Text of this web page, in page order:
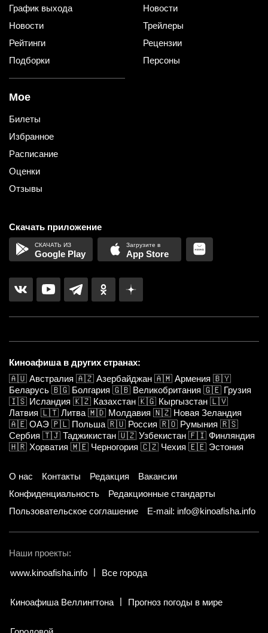
График выхода
Новости
Рейтинги
Подборки
Новости
Трейлеры
Рецензии
Персоны
Мое
Билеты
Избранное
Расписание
Оценки
Отзывы
Скачать приложение
Google Play App Store
Киноафиша в других странах:
🇦🇺 Австралия 🇦🇿 Азербайджан 🇦🇲 Армения 🇧🇾
Беларусь 🇧🇬 Болгария 🇬🇧 Великобритания 🇬🇪 Грузия
🇮🇸 Исландия 🇰🇿 Казахстан 🇰🇬 Кыргызстан 🇱🇻
Латвия 🇱🇹 Литва 🇲🇩 Молдавия 🇳🇿 Новая Зеландия
🇦🇪 ОАЭ 🇵🇱 Польша 🇷🇺 Россия 🇷🇴 Румыния 🇷🇸
Сербия 🇹🇯 Таджикистан 🇺🇿 Узбекистан 🇫🇮 Финляндия
🇭🇷 Хорватия 🇲🇪 Черногория 🇨🇿 Чехия 🇪🇪 Эстония
О нас Контакты Редакция
Вакансии
Конфиденциальность
Редакционные стандарты
Пользовательское соглашение
E-mail: info@kinoafisha.info
Наши проекты:
www.kinoafisha.info
Все города
Киноафиша Веллингтона Прогноз погоды в мире